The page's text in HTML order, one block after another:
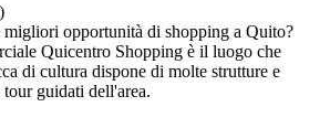
opportunità di shopping a Quito?
Quicentro Shopping è il luogo che
di cultura dispone di molte strutture e
guidati dell'area.